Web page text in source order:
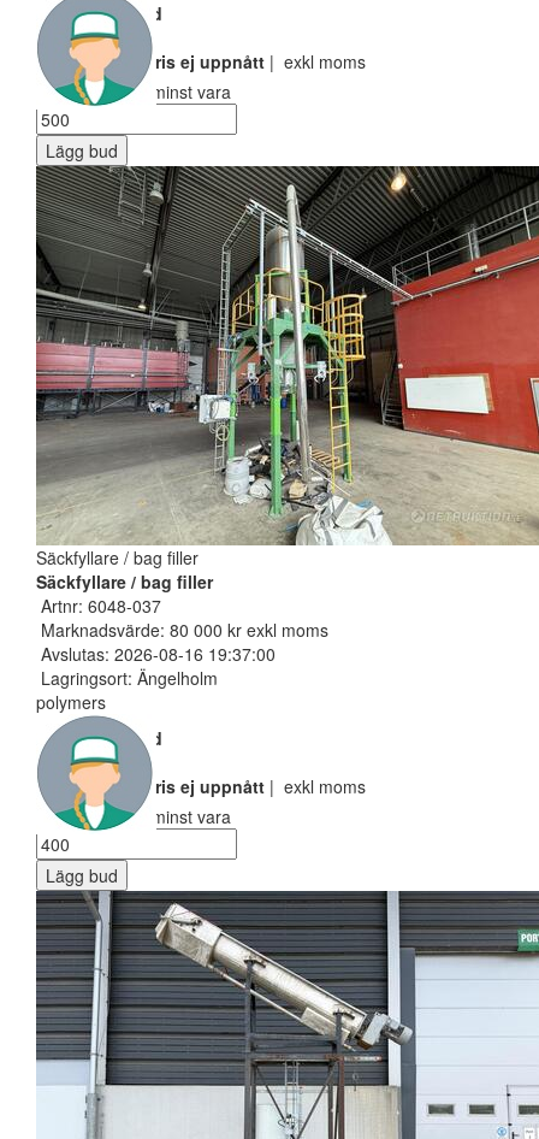
Nuvarande bud
400 SEK
Reservarionspris ej uppnått | exkl moms
Ditt bud måste minst vara
Lägg bud
Säckfyllare / bag filler
Säckfyllare / bag filler
Artnr: 6048-037
Marknadsvärde: 80 000 kr exkl moms
Avslutas: 2026-08-16 19:37:00
Lagringsort: Ängelholm
polymers
Nuvarande bud
300 SEK
Reservarionspris ej uppnått | exkl moms
Ditt bud måste minst vara
Lägg bud